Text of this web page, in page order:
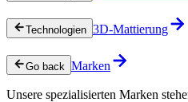
Technologien 3D-Mattierung
Go back Marken
Unsere spezialisierten Marken